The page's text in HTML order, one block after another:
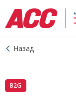
Назад
B2G